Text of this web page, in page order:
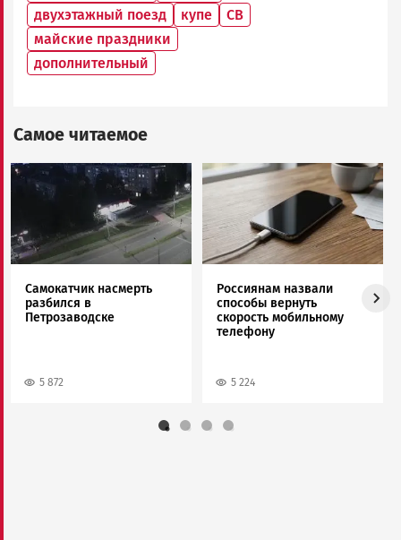
двухэтажный поезд
купе
СВ
майские праздники
дополнительный
Самое читаемое
Image
Самокатчик насмерть
разбился в
Петрозаводске
5 872
Image
Россиянам назвали
способы вернуть
скорость мобильному
телефону
5 224